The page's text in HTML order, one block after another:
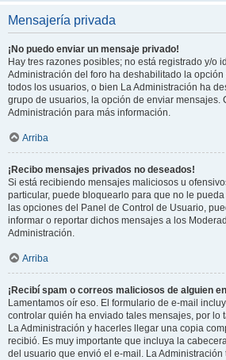
Mensajería privada
¡No puedo enviar un mensaje privado!
Hay tres razones posibles; no está registrado y/o
Administración del foro ha deshabilitado la
todos los usuarios, o bien La Administración ha
grupo de usuarios, la opción de enviar mensajes.
Administración para más información.
Arriba
¡Recibo mensajes privados no deseados!
Si está recibiendo mensajes maliciosos u
particular, puede bloquearlo para que no le
las opciones del Panel de Control de Usuario,
informar o reportar dichos mensajes a los
Administración.
Arriba
¡Recibí spam o correos maliciosos de alguien
Lamentamos oír eso. El formulario de e-mail
controlar quién ha enviado tales mensajes, por lo
La Administración y hacerles llegar una copia
recibió. Es muy importante que incluya la
del usuario que envió el e-mail. La Administración